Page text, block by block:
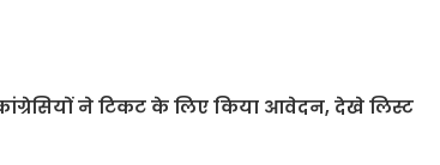
ने टिकट के लिए किया आवेदन, देखे लिस्ट